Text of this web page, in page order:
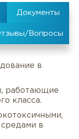
в
работающие
класса.
в